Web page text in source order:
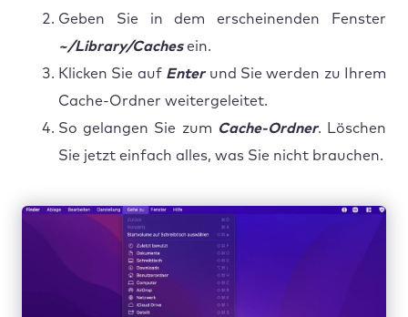
Geben Sie in dem erscheinenden Fenster
~/Library/Cachesein.
Klicken Sie auf Enter und Sie werden zu Ihrem
Cache-Ordner weitergeleitet.
So gelangen Sie zum Cache-Ordner. Löschen
Sie jetzt einfach alles, was Sie nicht brauchen.